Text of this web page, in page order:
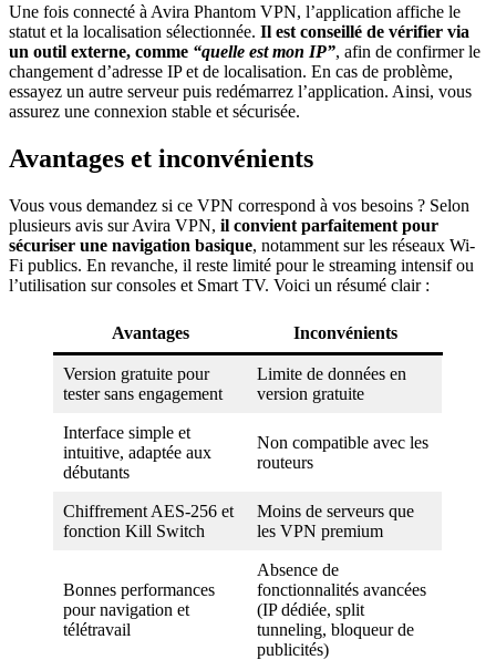
Une fois connecté à Avira Phantom VPN, l’application affiche le
statut et la localisation sélectionnée. Il est conseillé de vérifier via
un outil externe, comme “quelle est mon IP”, afin de confirmer le
changement d’adresse IP et de localisation. En cas de problème,
essayez un autre serveur puis redémarrez l’application. Ainsi, vous
assurez une connexion stable et sécurisée.
Avantages et inconvénients
Vous vous demandez si ce VPN correspond à vos besoins ? Selon
plusieurs avis sur Avira VPN, il convient parfaitement pour
sécuriser une navigation basique, notamment sur les réseaux Wi-
Fi publics. En revanche, il reste limité pour le streaming intensif ou
l’utilisation sur consoles et Smart TV. Voici un résumé clair :
Avantages Inconvénients
Version gratuite pour
tester sans engagement
Limite de données en
version gratuite
Interface simple et
intuitive, adaptée aux
débutants
Non compatible avec les
routeurs
Chiffrement AES-256 et
fonction Kill Switch
Moins de serveurs que
les VPN premium
Bonnes performances
pour navigation et
télétravail
Absence de
fonctionnalités avancées
(IP dédiée, split
tunneling, bloqueur de
publicités)